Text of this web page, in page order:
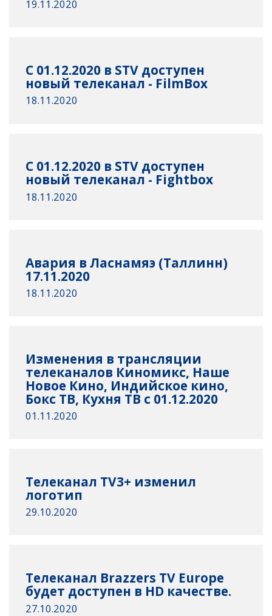
19.11.2020
С 01.12.2020 в STV доступен
новый телеканал - FilmBox
18.11.2020
С 01.12.2020 в STV доступен
новый телеканал - Fightbox
18.11.2020
Авария в Ласнамяэ (Таллинн)
17.11.2020
18.11.2020
Изменения в трансляции
телеканалов Киномикс, Наше
Новое Кино, Индийское кино,
Бокс ТВ, Кухня ТВ с 01.12.2020
01.11.2020
Телеканал TV3+ изменил
логотип
29.10.2020
Телеканал Brazzers TV Europe
будет доступен в HD качестве.
27.10.2020